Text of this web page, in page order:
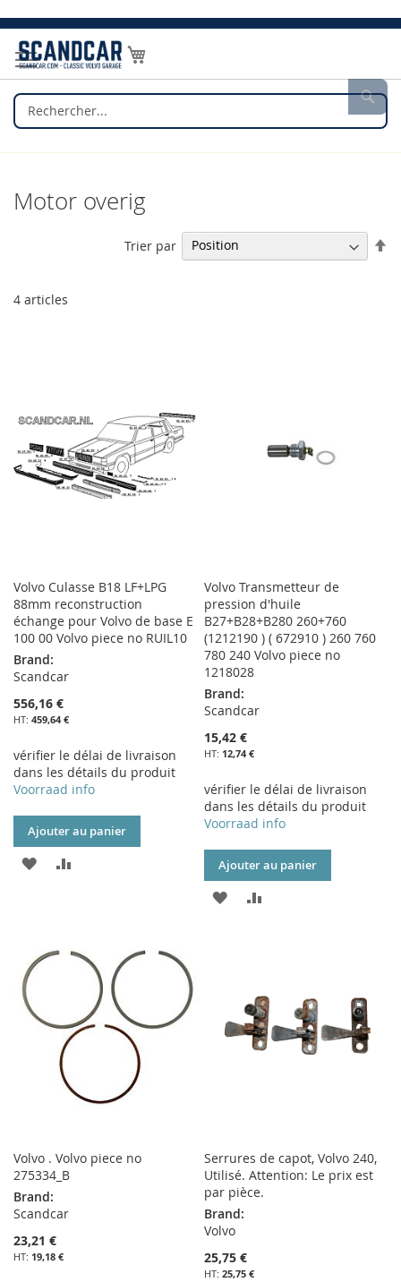
Allez
au
contenu
Mon panier
Motor overig
4 articles
Trier par
Volvo Culasse B18 LF+LPG
88mm reconstruction
échange pour Volvo de base E
100 00 Volvo piece no RUIL10
Brand:
Scandcar
556,16 €
459,64 €
vérifier le délai de livraison
dans les détails du produit
Voorraad info
Ajouter au panier
AJOUTER
LISTE
Volvo Transmetteur de
pression d'huile
B27+B28+B280 260+760
(1212190 ) ( 672910 ) 260 760
780 240 Volvo piece no
1218028
Brand:
Scandcar
15,42 €
12,74 €
vérifier le délai de livraison
dans les détails du produit
Voorraad info
Ajouter au panier
AJOUTER
D’ENVIE
Volvo . Volvo piece no
275334_B
Brand:
Scandcar
23,21 €
19,18 €
Serrures de capot, Volvo 240,
Utilisé. Attention: Le prix est
par pièce.
Brand:
Volvo
25,75 €
25,75 €